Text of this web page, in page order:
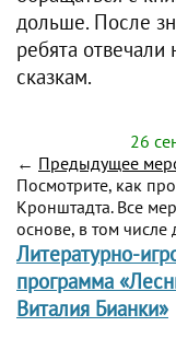
дольше. После
ребята
сказкам.
26
← Предыдущее
Посмотрите, как
Кронштадта. Все
основе, в том
Литературно-
программа
Виталия Бианки»